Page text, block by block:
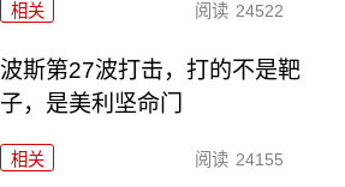
相关 阅读 24522
波斯第27波打击，打的不是靶
子，是美利坚命门
相关 阅读 24155